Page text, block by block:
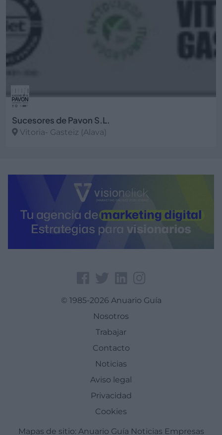
Sucesores de Pavon S.L.
Vitoria- Gasteiz (Alava)
© 1985-2026 Anuario Guía
Nosotros
Trabajar
Contacto
Noticias
Aviso legal
Privacidad
Cookies
Mapas de sitio: Anuario Guía Noticias Empresas